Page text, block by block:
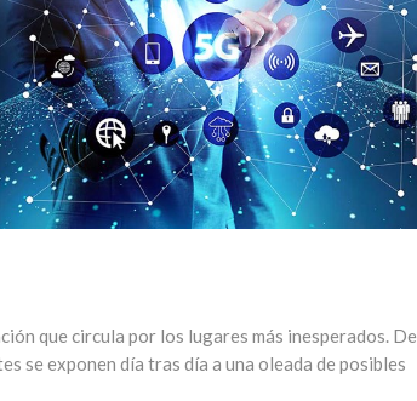
que circula por los lugares más inesperados.
se exponen día tras día a una oleada de posibles